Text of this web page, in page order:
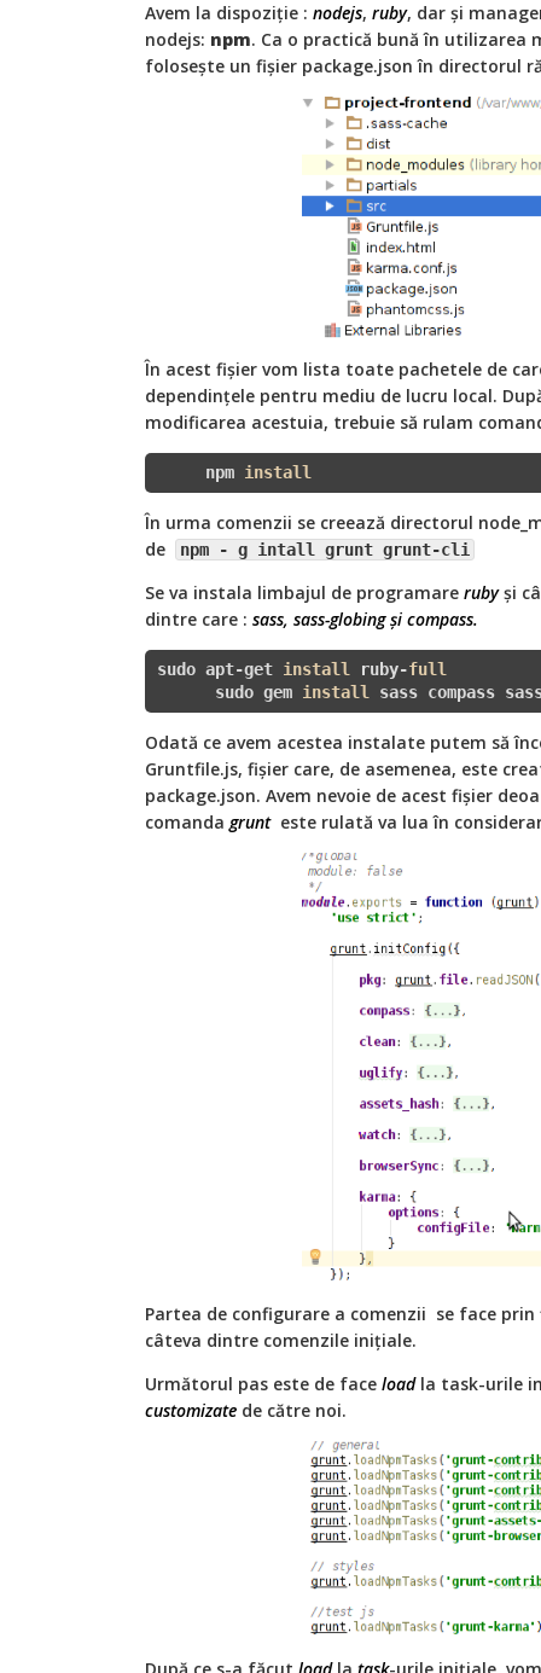
Avem la dispoziție : nodejs, ruby, dar și
nodejs: npm. Ca o practică bună în utilizarea
folosește un fișier package.json în directorul
În acest fișier vom lista toate pachetele de
dependințele pentru mediu de lucru local.
modificarea acestuia, trebuie să rulam
npm install
În urma comenzii se creează directorul
de
npm - g intall grunt grunt-cli
Se va instala limbajul de programare rubyși
dintre care : sass, sass-globing și compass.
sudo apt-get install ruby-full
sudo gem install sass compass
Odată ce avem acestea instalate putem să
Gruntfile.js, fișier care, de asemenea, este
package.json. Avem nevoie de acest fișier
comanda grunteste rulată va lua în
Partea de configurare a comenzii se face
câteva dintre comenzile inițiale.
Următorul pas este de face loadla task-urile
customizate de către noi.
După ce s-a făcut loadla task-urile inițiale,